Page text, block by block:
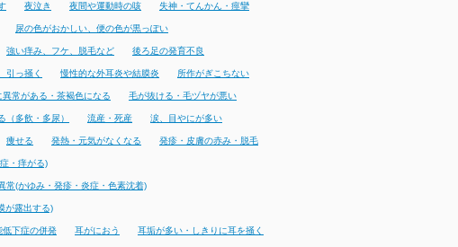
夜泣き 夜間や運動時の咳 失神・てんかん・痙攣
尿の色がおかしい、便の色が黒っぽい
強い痒み、フケ、脱毛など 後ろ足の発育不良
引っ掻く 慢性的な外耳炎や結膜炎 所作がぎこちない
異常がある・茶褐色になる 毛が抜ける・毛ヅヤが悪い
（多飲・多尿） 流産・死産 涙、目やにが多い
痩せる 発熱・元気がなくなる 発疹・皮膚の赤み・脱毛
・痒がる)
常(かゆみ・発疹・炎症・色素沈着)
が露出する)
低下症の併発 耳がにおう 耳垢が多い・しきりに耳を掻く